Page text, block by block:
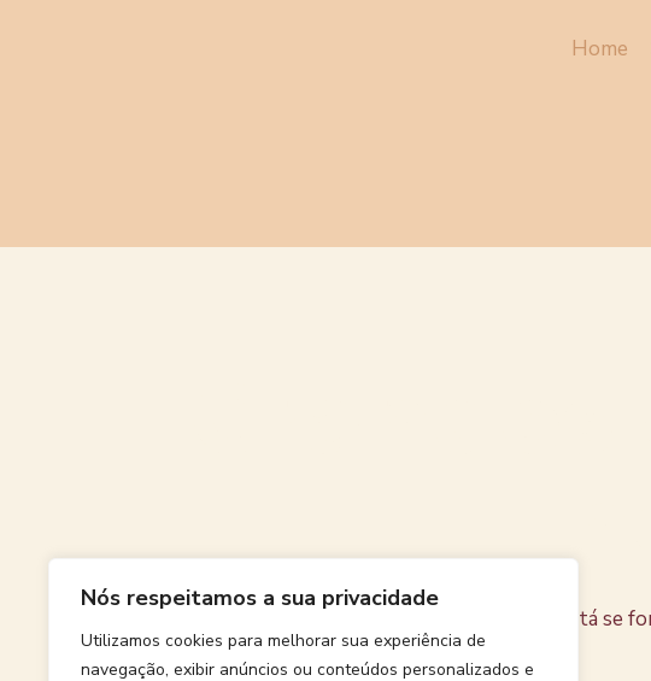
Nós respeitamos a sua privacidade
Utilizamos cookies para melhorar sua experiência de
navegação, exibir anúncios ou conteúdos personalizados e
Home
Algo grande está se